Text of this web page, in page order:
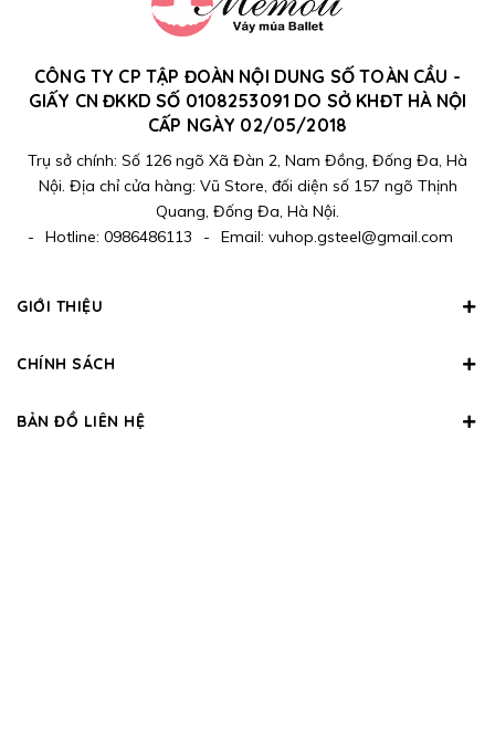
CÔNG TY CP TẬP ĐOÀN NỘI DUNG SỐ TOÀN CẦU -
GIẤY CN ĐKKD SỐ 0108253091 DO SỞ KHĐT HÀ NỘI
CẤP NGÀY 02/05/2018
Trụ sở chính: Số 126 ngõ Xã Đàn 2, Nam Đồng, Đống Đa, Hà
Nội. Địa chỉ cửa hàng: Vũ Store, đối diện số 157 ngõ Thịnh
Quang, Đống Đa, Hà Nội.
-
Hotline: 0986486113 - Email: vuhop.gsteel@gmail.com
GIỚI THIỆU
CHÍNH SÁCH
BẢN ĐỒ LIÊN HỆ